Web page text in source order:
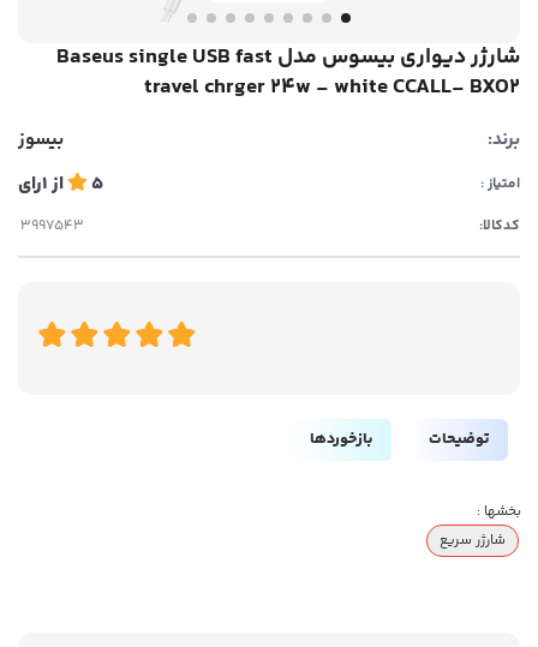
شارژر دیواری بیسوس مدل Baseus single USB fast
travel chrger 24w - white CCALL- BXO2
برند: بیسوز
امتیاز : 5 از1رای
کدکالا:
توضیحات بازخوردها
بخشها :
شارژر سریع